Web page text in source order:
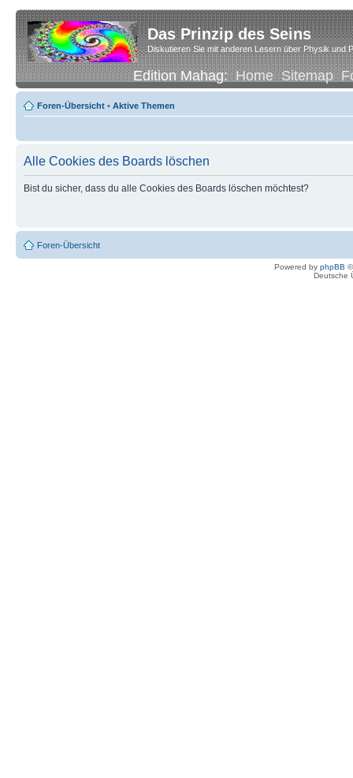
Das Prinzip des Seins
Diskutieren Sie mit anderen Lesern über Physik und
Edition Mahag:Home Sitemap
Foren-Übersicht • Aktive Themen
Alle Cookies des Boards löschen
Bist du sicher, dass du alle Cookies des Boards löschen möchtest?
Foren-Übersicht
Powered by phpBB
Deutsche